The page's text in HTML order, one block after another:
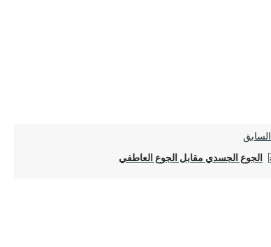
السابق
الجوع الجسدي مقابل الجوع العاطفي